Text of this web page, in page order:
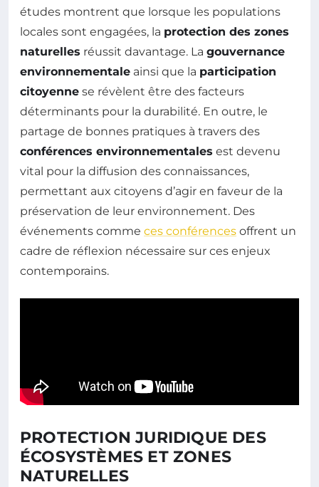
études montrent que lorsque les populations
locales sont engagées, la protection des zones
naturelles réussit davantage. La gouvernance
environnementale ainsi que la participation
citoyenne se révèlent être des facteurs
déterminants pour la durabilité. En outre, le
partage de bonnes pratiques à travers des
conférences environnementales est devenu
vital pour la diffusion des connaissances,
permettant aux citoyens d’agir en faveur de la
préservation de leur environnement. Des
événements comme ces conférences offrent un
cadre de réflexion nécessaire sur ces enjeux
contemporains.
PROTECTION JURIDIQUE DES
ÉCOSYSTÈMES ET ZONES
NATURELLES